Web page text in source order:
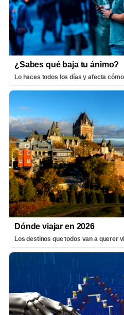
¿Sabes qué baja tu ánimo?
Lo haces todos los días y afecta
Dónde viajar en 2026
Los destinos que todos van a querer